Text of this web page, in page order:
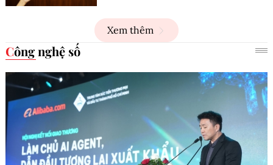
Xem thêm
Công nghệ số